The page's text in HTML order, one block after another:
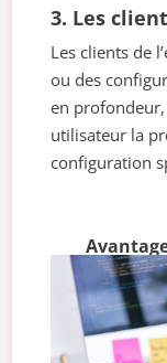
3. Les
Les clients de
ou des
en
utilisateur la
configuration